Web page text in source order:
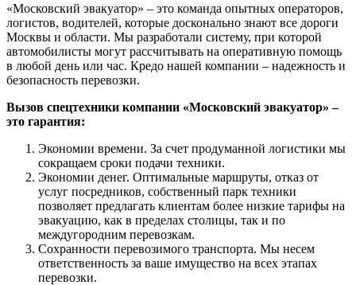
«Московский эвакуатор» – это команда опытных операторов,
логистов, водителей, которые досконально знают все дороги
Москвы и области. Мы разработали систему, при которой
автомобилисты могут рассчитывать на оперативную помощь
в любой день или час. Кредо нашей компании – надежность и
безопасность перевозки.
Вызов спецтехники компании «Московский эвакуатор» –
это гарантия:
Экономии времени. За счет продуманной логистики мы
сокращаем сроки подачи техники.
Экономии денег. Оптимальные маршруты, отказ от
услуг посредников, собственный парк техники
позволяет предлагать клиентам более низкие тарифы на
эвакуацию, как в пределах столицы, так и по
междугородним перевозкам.
Сохранности перевозимого транспорта. Мы несем
ответственность за ваше имущество на всех этапах
перевозки.